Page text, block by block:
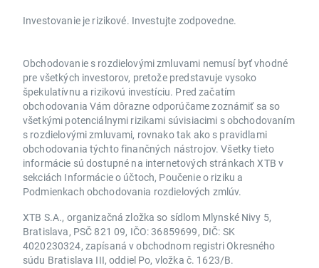
Investovanie je rizikové. Investujte zodpovedne.
Obchodovanie s rozdielovými zmluvami nemusí byť vhodné
pre všetkých investorov, pretože predstavuje vysoko
špekulatívnu a rizikovú investíciu. Pred začatím
obchodovania Vám dôrazne odporúčame zoznámiť sa so
všetkými potenciálnymi rizikami súvisiacimi s obchodovaním
s rozdielovými zmluvami, rovnako tak ako s pravidlami
obchodovania týchto finančných nástrojov. Všetky tieto
informácie sú dostupné na internetových stránkach XTB v
sekciách Informácie o účtoch, Poučenie o riziku a
Podmienkach obchodovania rozdielových zmlúv.
XTB S.A., organizačná zložka so sídlom Mlynské Nivy 5,
Bratislava, PSČ 821 09, IČO: 36859699, DIČ: SK
4020230324, zapísaná v obchodnom registri Okresného
súdu Bratislava III, oddiel Po, vložka č. 1623/B.